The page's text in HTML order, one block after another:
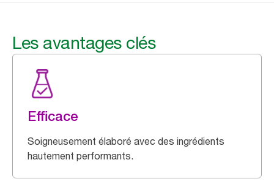
Les avantages clés
Efficace
Soigneusement élaboré avec des ingrédients
hautement performants.